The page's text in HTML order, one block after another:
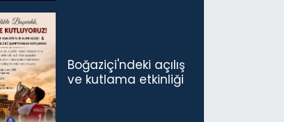
Boğaziçi'ndeki açılış
ve kutlama etkinliği